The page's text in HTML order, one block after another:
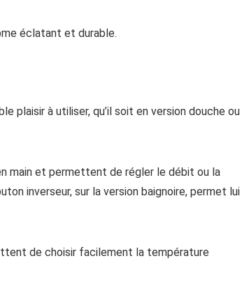
éclatant et durable.
plaisir à utiliser, qu’il soit en version douche ou
main et permettent de régler le débit ou la
inverseur, sur la version baignoire, permet lui
de choisir facilement la température